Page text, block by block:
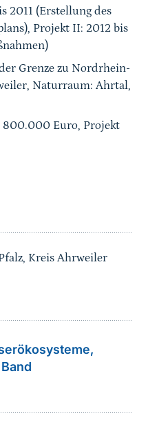
2011 (Erstellung des
Projekt II: 2012 bis
Grenze zu Nordrhein-
Naturraum: Ahrtal,
800.000 Euro, Projekt
Kreis Ahrweiler